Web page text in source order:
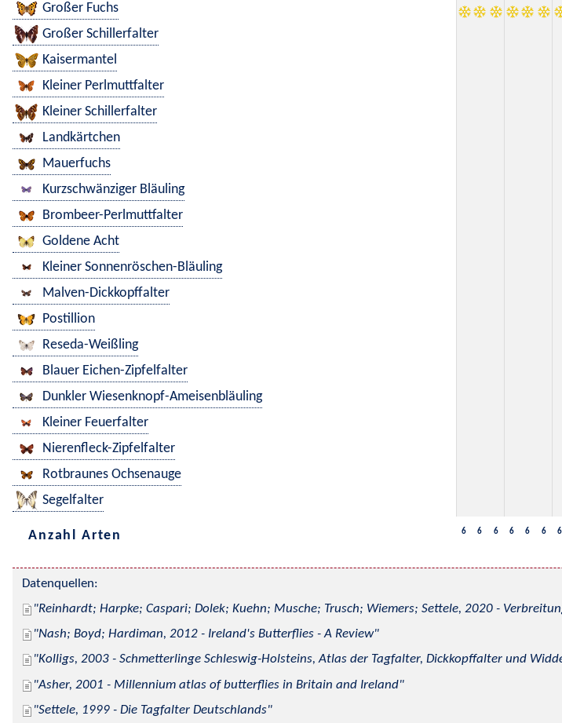
Großer Fuchs
Großer Schillerfalter
Kaisermantel
Kleiner Perlmuttfalter
Kleiner Schillerfalter
Landkärtchen
Mauerfuchs
Kurzschwänziger Bläuling
Brombeer-Perlmuttfalter
Goldene Acht
Kleiner Sonnenröschen-Bläuling
Malven-Dickkopffalter
Postillion
Reseda-Weißling
Blauer Eichen-Zipfelfalter
Dunkler Wiesenknopf-Ameisenbläuling
Kleiner Feuerfalter
Nierenfleck-Zipfelfalter
Rotbraunes Ochsenauge
Segelfalter
Anzahl Arten 6 6 6 6 6 6 6
Datenquellen:
Reinhardt; Harpke; Caspari; Dolek; Kuehn; Musche; Trusch; Wiemers; Settele, 2020 -
Nash; Boyd; Hardiman, 2012 - Ireland's Butterflies - A Review
Kolligs, 2003 - Schmetterlinge Schleswig-Holsteins, Atlas der Tagfalter, Dickkopffalter und
Asher, 2001 - Millennium atlas of butterflies in Britain and Ireland
Settele, 1999 - Die Tagfalter Deutschlands